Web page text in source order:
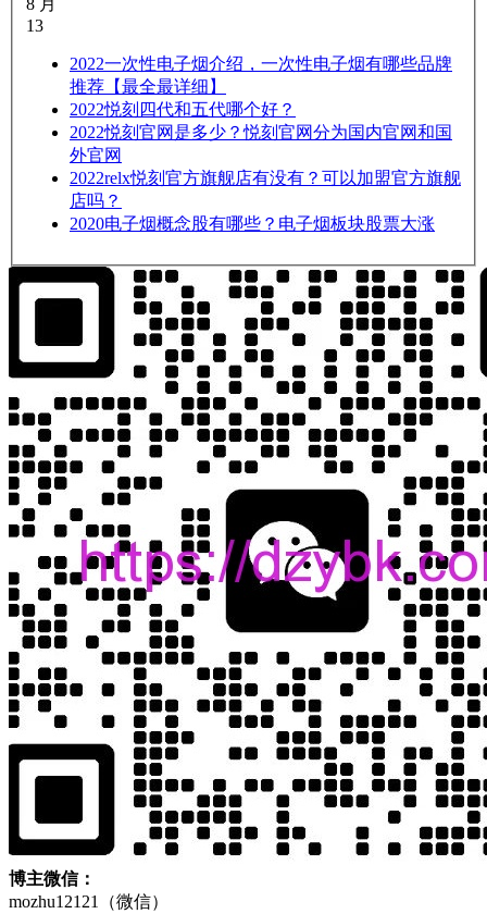
8 月
13
2022一次性电子烟介绍，一次性电子烟有哪些品牌
推荐【最全最详细】
2022悦刻四代和五代哪个好？
2022悦刻官网是多少？悦刻官网分为国内官网和国
外官网
2022relx悦刻官方旗舰店有没有？可以加盟官方旗舰
店吗？
2020电子烟概念股有哪些？电子烟板块股票大涨
博主微信：
mozhu12121（微信）